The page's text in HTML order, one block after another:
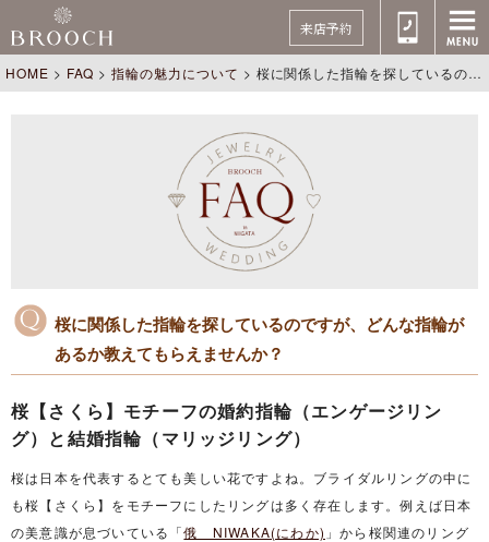
来店予約
HOME > FAQ >指輪の魅力について > 桜に関係した指輪を探しているのですが、どんな指輪があるか教えてもらえませんか？
桜に関係した指輪を探しているのですが、どんな指輪が
あるか教えてもらえませんか？
桜【さくら】モチーフの婚約指輪（エンゲージリン
グ）と結婚指輪（マリッジリング）
桜は日本を代表するとても美しい花ですよね。ブライダルリングの中に
も桜【さくら】をモチーフにしたリングは多く存在します。例えば日本
の美意識が息づいている「俄 NIWAKA(にわか) 」から桜関連のリング